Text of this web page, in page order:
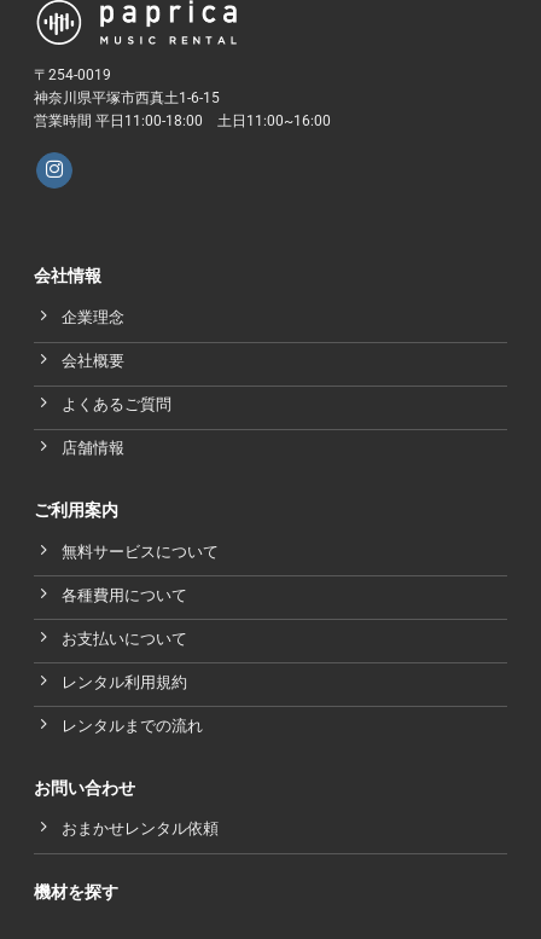
〒254-0019
神奈川県平塚市西真土1-6-15
営業時間 平日11:00-18:00 土日11:00~16:00
会社情報
企業理念
会社概要
よくあるご質問
店舗情報
ご利用案内
無料サービスについて
各種費用について
お支払いについて
レンタル利用規約
レンタルまでの流れ
お問い合わせ
おまかせレンタル依頼
機材を探す